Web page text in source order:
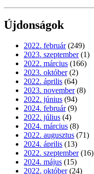
Újdonságok
2022. február (249)
2023. szeptember (1)
2022. március (166)
2023. október (2)
2022. április (64)
2023. november (8)
2022. június (94)
2024. február (9)
2022. július (4)
2024. március (8)
2022. augusztus (71)
2024. április (13)
2022. szeptember (16)
2024. május (15)
2022. október (24)